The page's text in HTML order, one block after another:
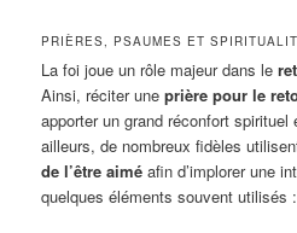
PRIÈRES, PSAUMES ET
La foi joue un rôle majeur dans le
Ainsi, réciter uneprière pour le
apporter un grand réconfort
ailleurs, de nombreux fidèles
de l’être aimé afin d’implorer une
quelques éléments souvent utilisés :